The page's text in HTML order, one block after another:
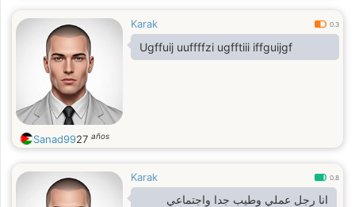
Karak 0.3
Ugffuij uuffffzi ugfftiii iffguijgf
Sanad9927 años
Karak 0.8
انا رجل عملي وطيب جدا واجتماعي